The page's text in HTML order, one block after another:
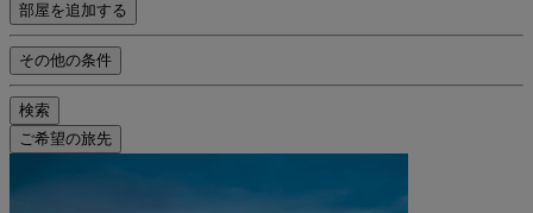
部屋を追加する
その他の条件
検索
ご希望の旅先